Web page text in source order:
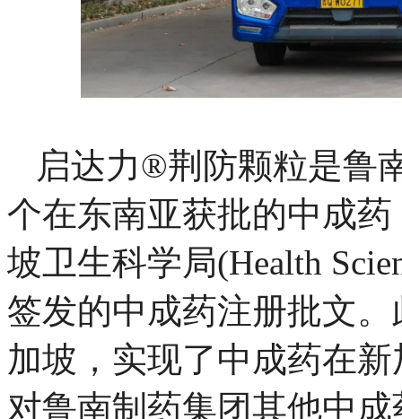
启达力®荆防颗粒是鲁
个在东南亚获批的中成
坡卫生科学局(Health
签发的中成药注册批文
加坡，实现了中成药在
对鲁南制药集团其他中